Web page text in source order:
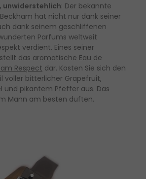
unwiderstehlich: Der bekannte
hat nicht nur dank seiner
dank seinem geschliffenen
Parfums weltweit
verdient. Eines seiner
das aromatische Eau de
Respect dar. Kosten Sie sich den
voller bitterlicher Grapefruit,
und pikantem Pfeffer aus. Das
Mann am besten duften.